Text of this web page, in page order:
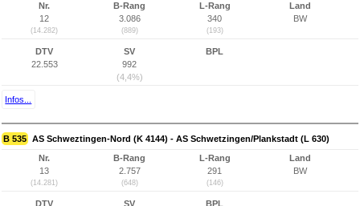
Nr.
12
(14.282)
B-Rang
3.086
(889)
L-Rang
340
(193)
Land
BW
DTV
22.553
SV
992
(4,4%)
BPL
Infos...
B 535 AS Schweztingen-Nord (K 4144) - AS Schwetzingen/Plankstadt (L 630)
Nr.
13
(14.281)
B-Rang
2.757
(648)
L-Rang
291
(146)
Land
BW
DTV SV BPL